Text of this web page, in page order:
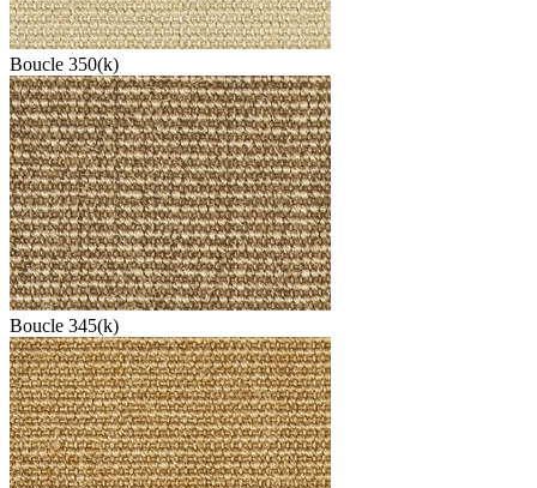
Boucle 350(k)
Boucle 345(k)